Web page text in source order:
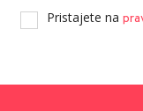
Pristajete na